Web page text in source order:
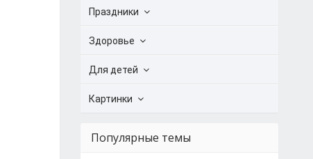
Праздники
Здоровье
Для детей
Картинки
Популярные темы